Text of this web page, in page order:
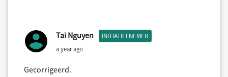
Tai Nguyen INITIATIEFNEMER
a year ago
Gecorrigeerd.